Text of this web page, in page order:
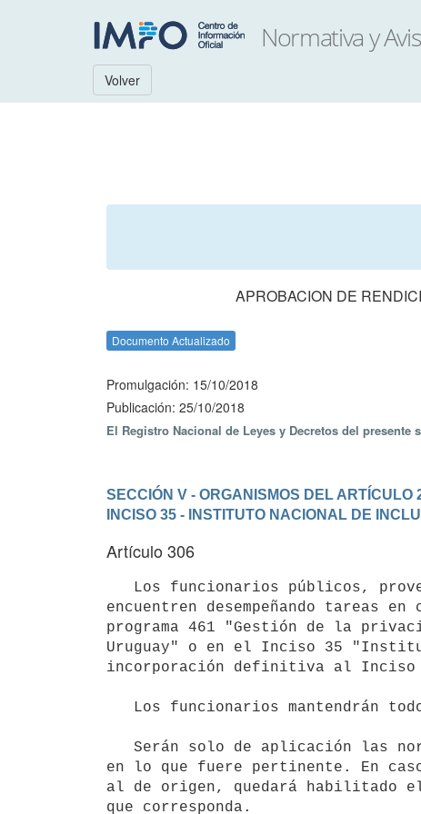
Volver
APROBACION DE
Documento Actualizado
Promulgación: 15/10/2018
Publicación: 25/10/2018
El Registro Nacional de Leyes y Decretos del presente
SECCIÓN V - ORGANISMOS DEL
INCISO 35 - INSTITUTO NACIONAL DE
Artículo 306
encuentren desempeñando tareas
programa 461 "Gestión de la
Uruguay" o en el Inciso 35
incorporación definitiva al Inciso
en lo que fuere pertinente. En
al de origen, quedará habilitado
que corresponda.